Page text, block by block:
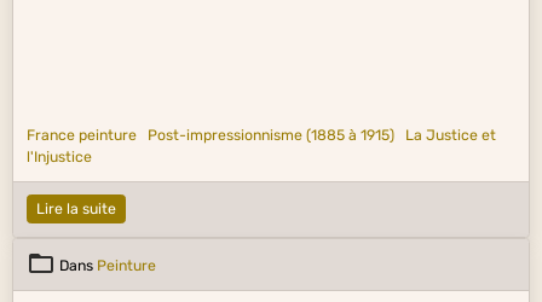
France peinture Post-impressionnisme (1885 à 1915)
La Justice et
l'Injustice
Lire la suite
Dans Peinture